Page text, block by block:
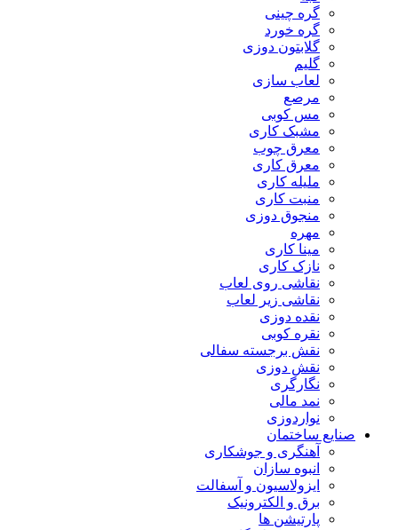
گره چینی
گره خورد
گلابتون دوزی
گلیم
لعاب سازی
مرصع
مس کوبی
مشبک کاری
معرق چوب
معرق کاری
مليله کاری
منبت کاری
منجوق دوزی
مهره
مینا کاری
نازک کاری
نقاشی روی لعاب
نقاشی زیر لعاب
نقده دوزی
نقره کوبی
نقش برجسته سفالی
نقش دوزی
نگارگری
نمد مالی
نواردوزی
صنایع ساختمان
آهنگری و جوشکاری
انبوه سازان
ایزولاسیون و آسفالت
برق و الکترونیک
پارتیشن ها